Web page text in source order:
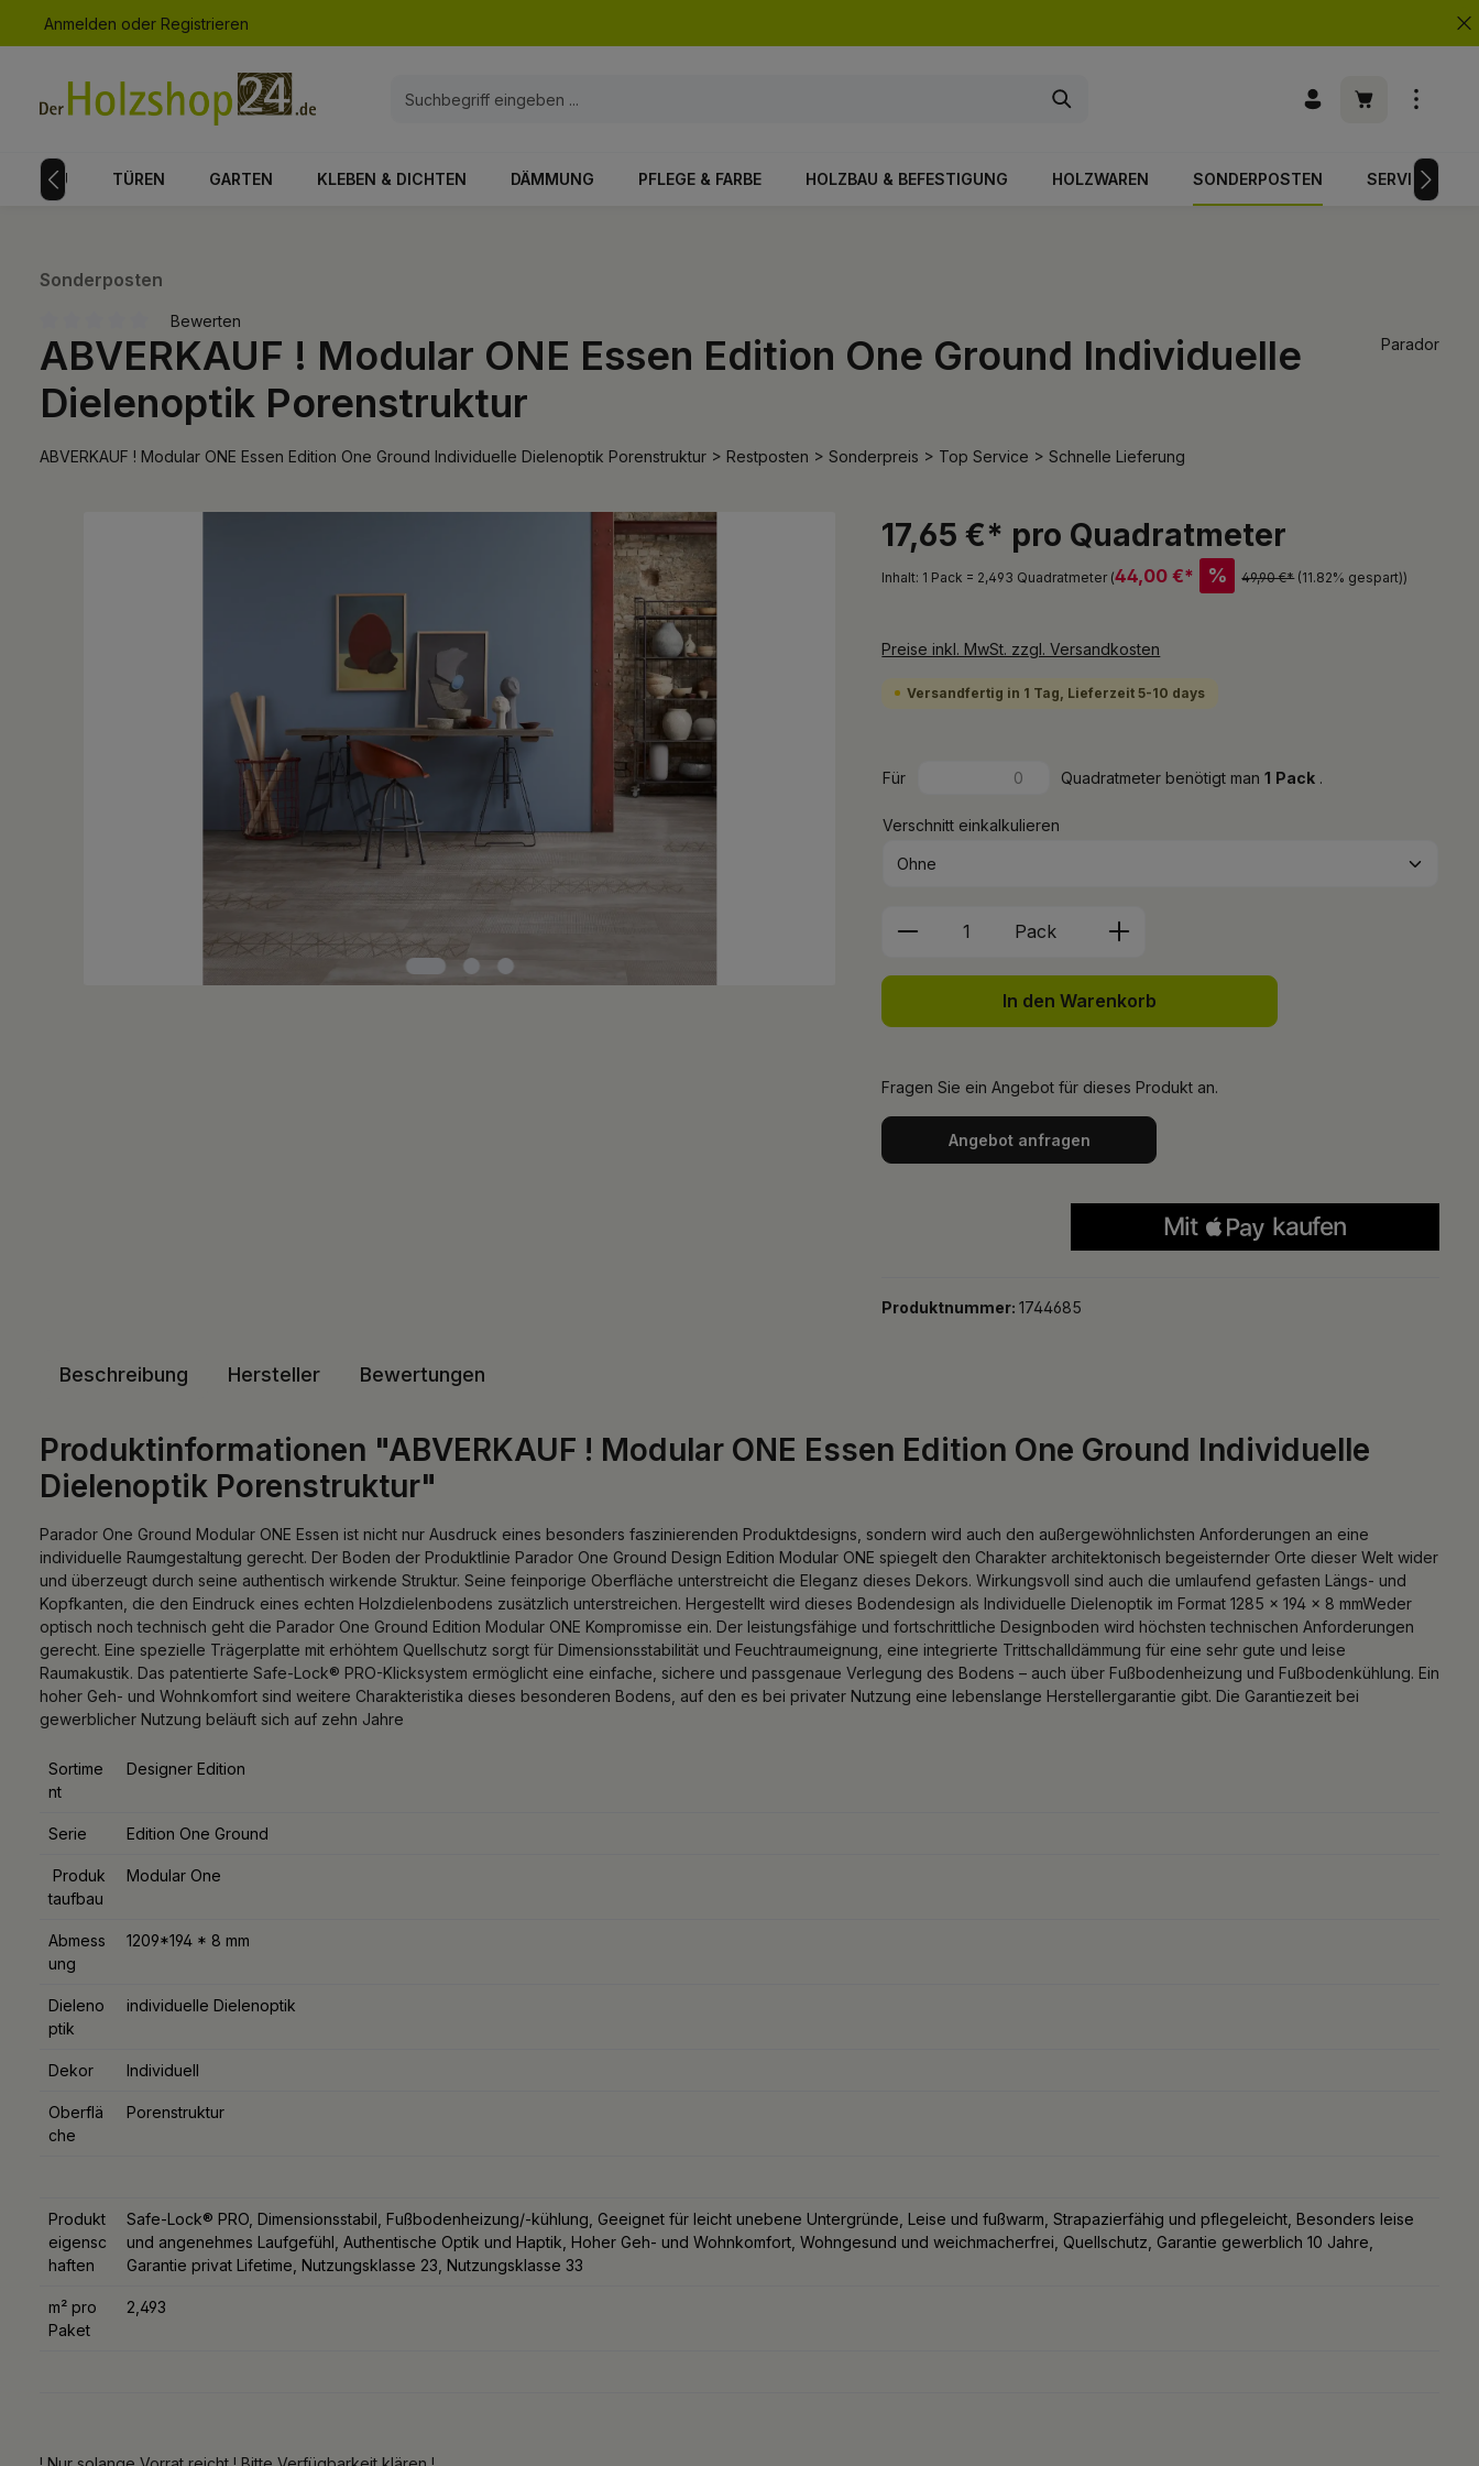
Zur Hauptnavigation springen
Anmelden oder Registrieren
Warenkorb
TÜREN GARTEN KLEBEN & DICHTEN DÄMMUNG PFLEGE & FARBE HOLZBAU & BEFESTIGUNG HOLZWAREN SONDERPOSTEN SERVICE
Sonderposten
Durchschnittliche Bewertung von 0 von 5 Sternen
Bewerten
ABVERKAUF ! Modular ONE Essen Edition One Ground Individuelle
Dielenoptik Porenstruktur
Parador
ABVERKAUF ! Modular ONE Essen Edition One Ground Individuelle Dielenoptik Porenstruktur > Restposten > Sonderpreis > Top Service > Schnelle Lieferung
17,65 €* pro Quadratmeter
Inhalt: 1 Pack = 2,493 Quadratmeter (44,00 €* % 49,90 €* (11.82% gespart))
Preise inkl. MwSt. zzgl. Versandkosten
Versandfertig in 1 Tag, Lieferzeit 5-10 days
Für Quadratmeter benötigt man1 Pack .
Verschnitt einkalkulieren
Produkt Anzahl: Gib den gewünschten Wert
Pack
In den Warenkorb
Fragen Sie ein Angebot für dieses Produkt an.
Angebot anfragen
Produktnummer:1744685
Beschreibung Hersteller Bewertungen
Produktinformationen "ABVERKAUF ! Modular ONE Essen Edition One Ground Individuelle
Dielenoptik Porenstruktur"
Parador One Ground Modular ONE Essen ist nicht nur Ausdruck eines besonders faszinierenden Produktdesigns, sondern wird auch den außergewöhnlichsten Anforderungen an eine
individuelle Raumgestaltung gerecht. Der Boden der Produktlinie Parador One Ground Design Edition Modular ONE spiegelt den Charakter architektonisch begeisternder Orte dieser Welt wider
und überzeugt durch seine authentisch wirkende Struktur. Seine feinporige Oberfläche unterstreicht die Eleganz dieses Dekors. Wirkungsvoll sind auch die umlaufend gefasten Längs- und
Kopfkanten, die den Eindruck eines echten Holzdielenbodens zusätzlich unterstreichen. Hergestellt wird dieses Bodendesign als Individuelle Dielenoptik im Format 1285 x 194 x 8 mmWeder
optisch noch technisch geht die Parador One Ground Edition Modular ONE Kompromisse ein. Der leistungsfähige und fortschrittliche Designboden wird höchsten technischen Anforderungen
gerecht. Eine spezielle Trägerplatte mit erhöhtem Quellschutz sorgt für Dimensionsstabilität und Feuchtraumeignung, eine integrierte Trittschalldämmung für eine sehr gute und leise
Raumakustik. Das patentierte Safe-Lock® PRO-Klicksystem ermöglicht eine einfache, sichere und passgenaue Verlegung des Bodens – auch über Fußbodenheizung und Fußbodenkühlung. Ein
hoher Geh- und Wohnkomfort sind weitere Charakteristika dieses besonderen Bodens, auf den es bei privater Nutzung eine lebenslange Herstellergarantie gibt. Die Garantiezeit bei
gewerblicher Nutzung beläuft sich auf zehn Jahre
Sortime
nt
Designer Edition
Serie Edition One Ground
Produk
taufbau
Modular One
Abmess
ung
1209*194 * 8 mm
Dieleno
ptik
individuelle Dielenoptik
Dekor Individuell
Oberflä
che
Porenstruktur
Produkt
eigensc
haften
Safe-Lock® PRO, Dimensionsstabil, Fußbodenheizung/-kühlung, Geeignet für leicht unebene Untergründe, Leise und fußwarm, Strapazierfähig und pflegeleicht, Besonders leise
und angenehmes Laufgefühl, Authentische Optik und Haptik, Hoher Geh- und Wohnkomfort, Wohngesund und weichmacherfrei, Quellschutz, Garantie gewerblich 10 Jahre,
Garantie privat Lifetime, Nutzungsklasse 23, Nutzungsklasse 33
m² pro
Paket
2,493